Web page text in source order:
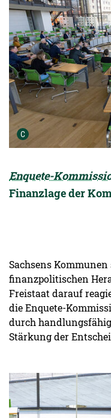
C Urheber der Grafik:
Enquete-
Finanzlage der
Sachsens
finanzpolitischen
Freistaat darauf
die Enquete-
durch
Stärkung der